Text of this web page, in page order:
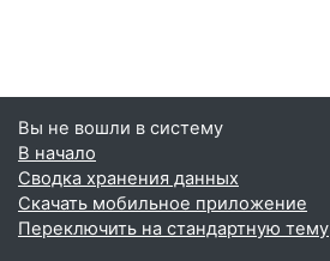
Вы не вошли в систему
В начало
Сводка хранения данных
Скачать мобильное приложение
Переключить на стандартную тему